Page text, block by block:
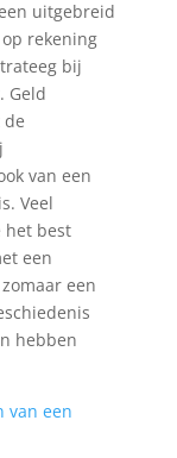
uitgebreid
rekening
bij
Geld
de
van een
Veel
het best
een
een
hebben
van een